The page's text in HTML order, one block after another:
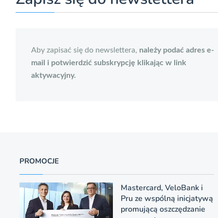
Aby zapisać się do newslettera, należy podać adres e-
mail i potwierdzić subskrypcję klikając w link
aktywacyjny.
PROMOCJE
Mastercard, VeloBank i
Pru ze wspólną inicjatywą
promującą oszczędzanie